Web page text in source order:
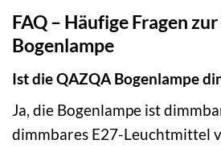
FAQ – Häufige Fragen
Bogenlampe
Ist die QAZQA Bogenlampe
Ja, die Bogenlampe ist
dimmbares E27-Leuchtmittel